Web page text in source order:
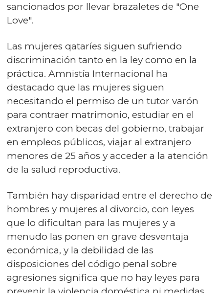
sancionados por llevar brazaletes de "One
Love".
Las mujeres qataríes siguen sufriendo
discriminación tanto en la ley como en la
práctica. Amnistía Internacional ha
destacado que las mujeres siguen
necesitando el permiso de un tutor varón
para contraer matrimonio, estudiar en el
extranjero con becas del gobierno, trabajar
en empleos públicos, viajar al extranjero
menores de 25 años y acceder a la atención
de la salud reproductiva.
También hay disparidad entre el derecho de
hombres y mujeres al divorcio, con leyes
que lo dificultan para las mujeres y a
menudo las ponen en grave desventaja
económica, y la debilidad de las
disposiciones del código penal sobre
agresiones significa que no hay leyes para